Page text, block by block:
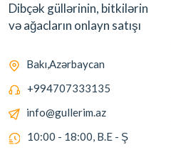
Dibçək güllərinin, bitkilərin
və ağacların onlayn satışı
Bakı,Azərbaycan
+994707333135
info@gullerim.az
10:00 - 18:00, B.E - Ş